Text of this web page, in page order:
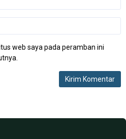
web saya pada peramban ini